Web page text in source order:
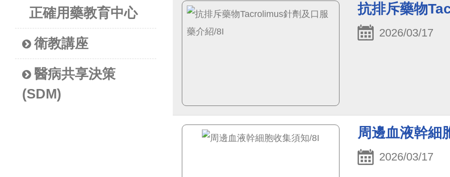
正確用藥教育中心
衛教講座
醫病共享決策
(SDM)
抗排斥藥物
2026/03/17
周邊血液幹細
2026/03/17